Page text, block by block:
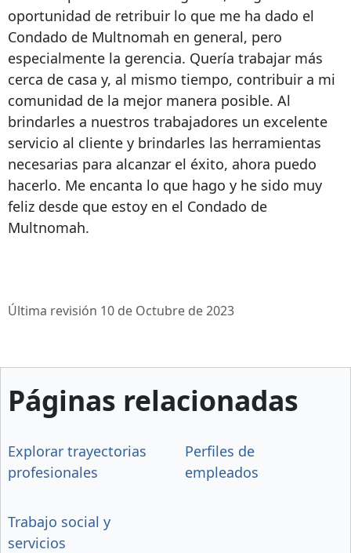
oportunidad de retribuir lo que me ha dado el
Condado de Multnomah en general, pero
especialmente la gerencia. Quería trabajar más
cerca de casa y, al mismo tiempo, contribuir a mi
comunidad de la mejor manera posible. Al
brindarles a nuestros trabajadores un excelente
servicio al cliente y brindarles las herramientas
necesarias para alcanzar el éxito, ahora puedo
hacerlo. Me encanta lo que hago y he sido muy
feliz desde que estoy en el Condado de
Multnomah.
Última revisión 10 de Octubre de 2023
Páginas relacionadas
Explorar trayectorias
profesionales
Perfiles de
empleados
Trabajo social y
servicios